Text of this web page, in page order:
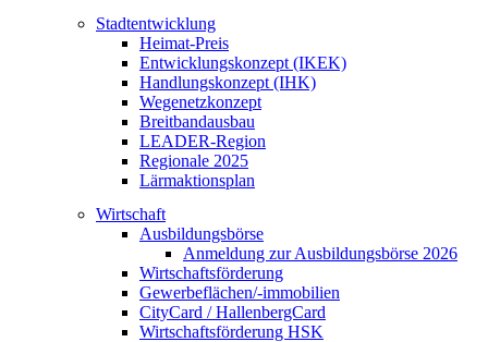
Stadtentwicklung
Heimat-Preis
Entwicklungskonzept (IKEK)
Handlungskonzept (IHK)
Wegenetzkonzept
Breitbandausbau
LEADER-Region
Regionale 2025
Lärmaktionsplan
Wirtschaft
Ausbildungsbörse
Anmeldung zur Ausbildungsbörse 2026
Wirtschaftsförderung
Gewerbeflächen/-immobilien
CityCard / HallenbergCard
Wirtschaftsförderung HSK